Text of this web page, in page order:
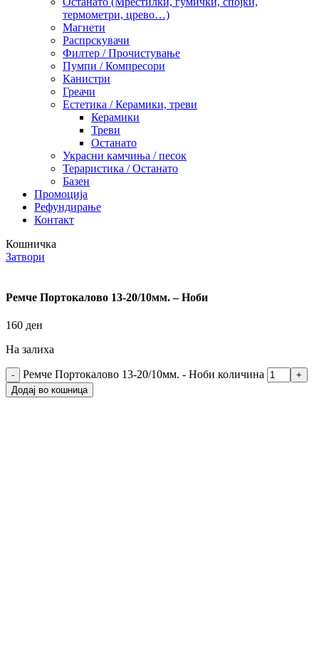
термометри, црево…)
Магнети
Распрскувачи
Филтер / Прочистување
Пумпи / Компресори
Канистри
Греачи
Естетика / Керамики, треви
Керамики
Треви
Останато
Украсни камчиња / песок
Тераристика / Останато
Базен
Промоција
Рефундирање
Контакт
Кошничка
Затвори
Ремче Портокалово 13-20/10мм. – Ноби
160 ден
На залиха
Ремче Портокалово 13-20/10мм. - Ноби количина
Додај во кошница